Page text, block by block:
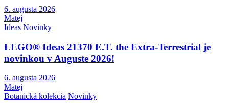
6. augusta 2026
Matej
Ideas Novinky
LEGO® Ideas 21370 E.T. the Extra-Terrestrial je
novinkou v Auguste 2026!
6. augusta 2026
Matej
Botanická kolekcia Novinky